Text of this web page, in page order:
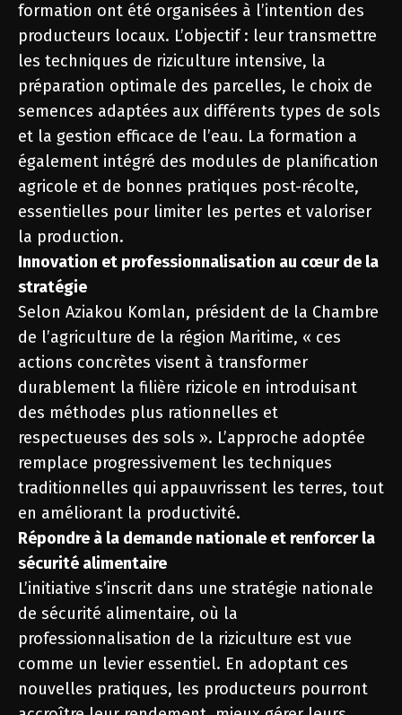
formation ont été organisées à l’intention des
producteurs locaux. L’objectif : leur transmettre
les techniques de riziculture intensive, la
préparation optimale des parcelles, le choix de
semences adaptées aux différents types de sols
et la gestion efficace de l’eau. La formation a
également intégré des modules de planification
agricole et de bonnes pratiques post-récolte,
essentielles pour limiter les pertes et valoriser
la production.
Innovation et professionnalisation au cœur de la
stratégie
Selon Aziakou Komlan, président de la Chambre
de l’agriculture de la région Maritime, « ces
actions concrètes visent à transformer
durablement la filière rizicole en introduisant
des méthodes plus rationnelles et
respectueuses des sols ». L’approche adoptée
remplace progressivement les techniques
traditionnelles qui appauvrissent les terres, tout
en améliorant la productivité.
Répondre à la demande nationale et renforcer la
sécurité alimentaire
L’initiative s’inscrit dans une stratégie nationale
de sécurité alimentaire, où la
professionnalisation de la riziculture est vue
comme un levier essentiel. En adoptant ces
nouvelles pratiques, les producteurs pourront